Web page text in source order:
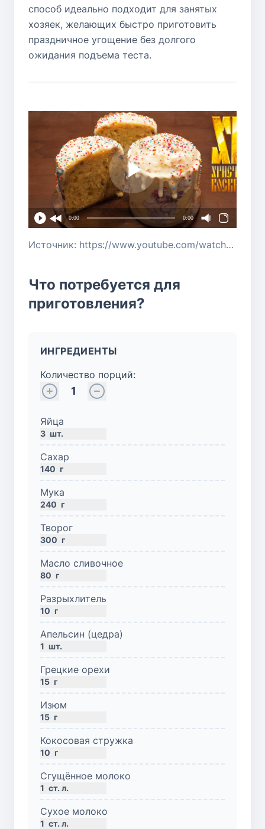
способ идеально подходит для занятых
хозяек, желающих быстро приготовить
праздничное угощение без долгого
ожидания подъема теста.
0:00 0:00
Источник: https://www.youtube.com/watch?v=c2b1p4Y9HGw
Что потребуется для
приготовления?
ИНГРЕДИЕНТЫ
Количество порций:
1
Яйца
3 шт.
Сахар
140 г
Мука
240 г
Творог
300 г
Масло сливочное
80 г
Разрыхлитель
10 г
Апельсин (цедра)
1 шт.
Грецкие орехи
15 г
Изюм
15 г
Кокосовая стружка
10 г
Сгущённое молоко
1 ст. л.
Сухое молоко
1 ст. л.